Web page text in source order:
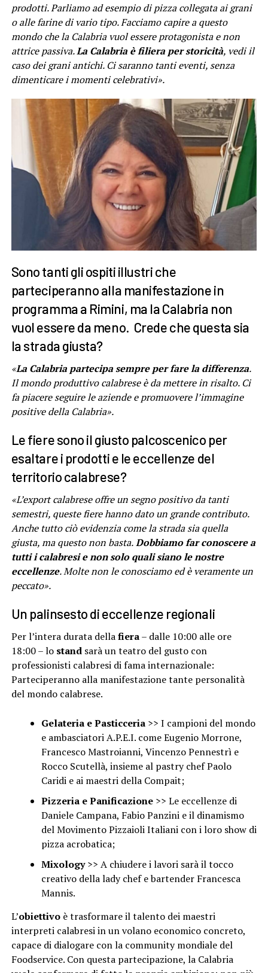
prodotti. Parliamo ad esempio di pizza collegata ai grani
o alle farine di vario tipo. Facciamo capire a questo
mondo che la Calabria vuol essere protagonista e non
attrice passiva.La Calabria è filiera per storicità, vedi il
caso dei grani antichi. Ci saranno tanti eventi, senza
dimenticare i momenti celebrativi».
Sono tanti gli ospiti illustri che
parteciperanno alla manifestazione in
programma a Rimini, ma la Calabria non
vuol essere da meno. Crede che questa sia
la strada giusta?
«La Calabria partecipa sempre per fare la differenza.
Il mondo produttivo calabrese è da mettere in risalto. Ci
fa piacere seguire le aziende e promuovere l’immagine
positive della Calabria».
Le fiere sono il giusto palcoscenico per
esaltare i prodotti e le eccellenze del
territorio calabrese?
«L’export calabrese offre un segno positivo da tanti
semestri, queste fiere hanno dato un grande contributo.
Anche tutto ciò evidenzia come la strada sia quella
giusta, ma questo non basta.Dobbiamo far conoscere a
tutti i calabresi e non solo quali siano le nostre
eccellenze. Molte non le conosciamo ed è veramente un
peccato».
Un palinsesto di eccellenze regionali
Per l’intera durata dellafiera– dalle 10:00 alle ore
18:00 – lo standsarà un teatro del gusto con
professionisti calabresi di fama internazionale:
Parteciperanno alla manifestazione tante personalità
del mondo calabrese.
Gelateria e Pasticceria>> I campioni del mondo
e ambasciatori A.P.E.I. come Eugenio Morrone,
Francesco Mastroianni, Vincenzo Pennestrì e
Rocco Scutellà, insieme al pastry chef Paolo
Caridi e ai maestri della Compait;
Pizzeria e Panificazione>> Le eccellenze di
Daniele Campana, Fabio Panzini e il dinamismo
del Movimento Pizzaioli Italiani con i loro show di
pizza acrobatica;
Mixology>> A chiudere i lavori sarà il tocco
creativo della lady chef e bartender Francesca
Mannis.
L’obiettivoè trasformare il talento dei maestri
interpreti calabresi in un volano economico concreto,
capace di dialogare con la community mondiale del
Foodservice. Con questa partecipazione, la Calabria